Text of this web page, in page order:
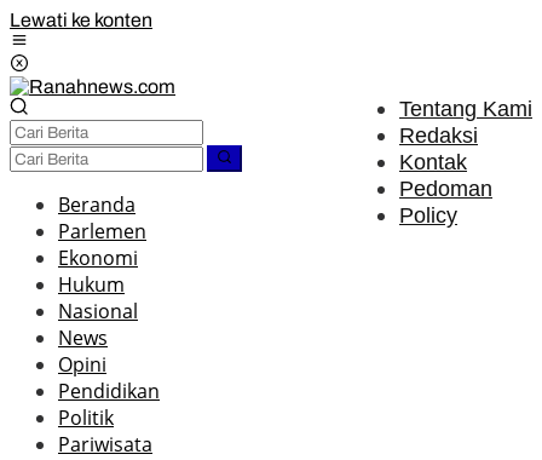
Lewati ke konten
Tentang Kami
Redaksi
Kontak
Pedoman
Policy
Beranda
Parlemen
Ekonomi
Hukum
Nasional
News
Opini
Pendidikan
Politik
Pariwisata